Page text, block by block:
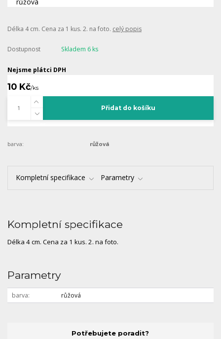
Délka 4 cm. Cena za 1 kus. 2. na foto. celý popis
Dostupnost Skladem 6 ks
Nejsme plátci DPH
10 Kč/ks
Přidat do košíku
barva: růžová
Kompletní specifikace Parametry
Kompletní specifikace
Délka 4 cm. Cena za 1 kus. 2. na foto.
Parametry
barva růžová
Potřebujete poradit?